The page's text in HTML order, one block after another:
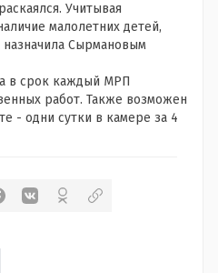
Учитывая
малолетних детей,
Сырмановым
в срок каждый МРП
работ. Также возможен
- одни сутки в камере за 4